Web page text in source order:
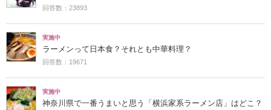
回答数：23893
実施中
ラーメンって日本食？それとも中華料理？
回答数：19671
実施中
神奈川県で一番うまいと思う「横浜家系ラーメン店」はどこ？